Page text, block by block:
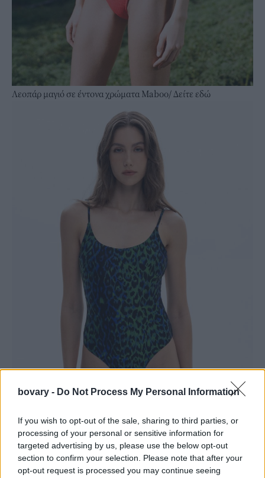
bovary - Do Not Process My Personal Information
If you wish to opt-out of the sale, sharing to third parties, or
processing of your personal or sensitive information for
targeted advertising by us, please use the below opt-out
section to confirm your selection. Please note that after your
opt-out request is processed you may continue seeing
Λεοπάρ μαγιό σε έντονα χρώματα Maboo/ Δείτε εδώ